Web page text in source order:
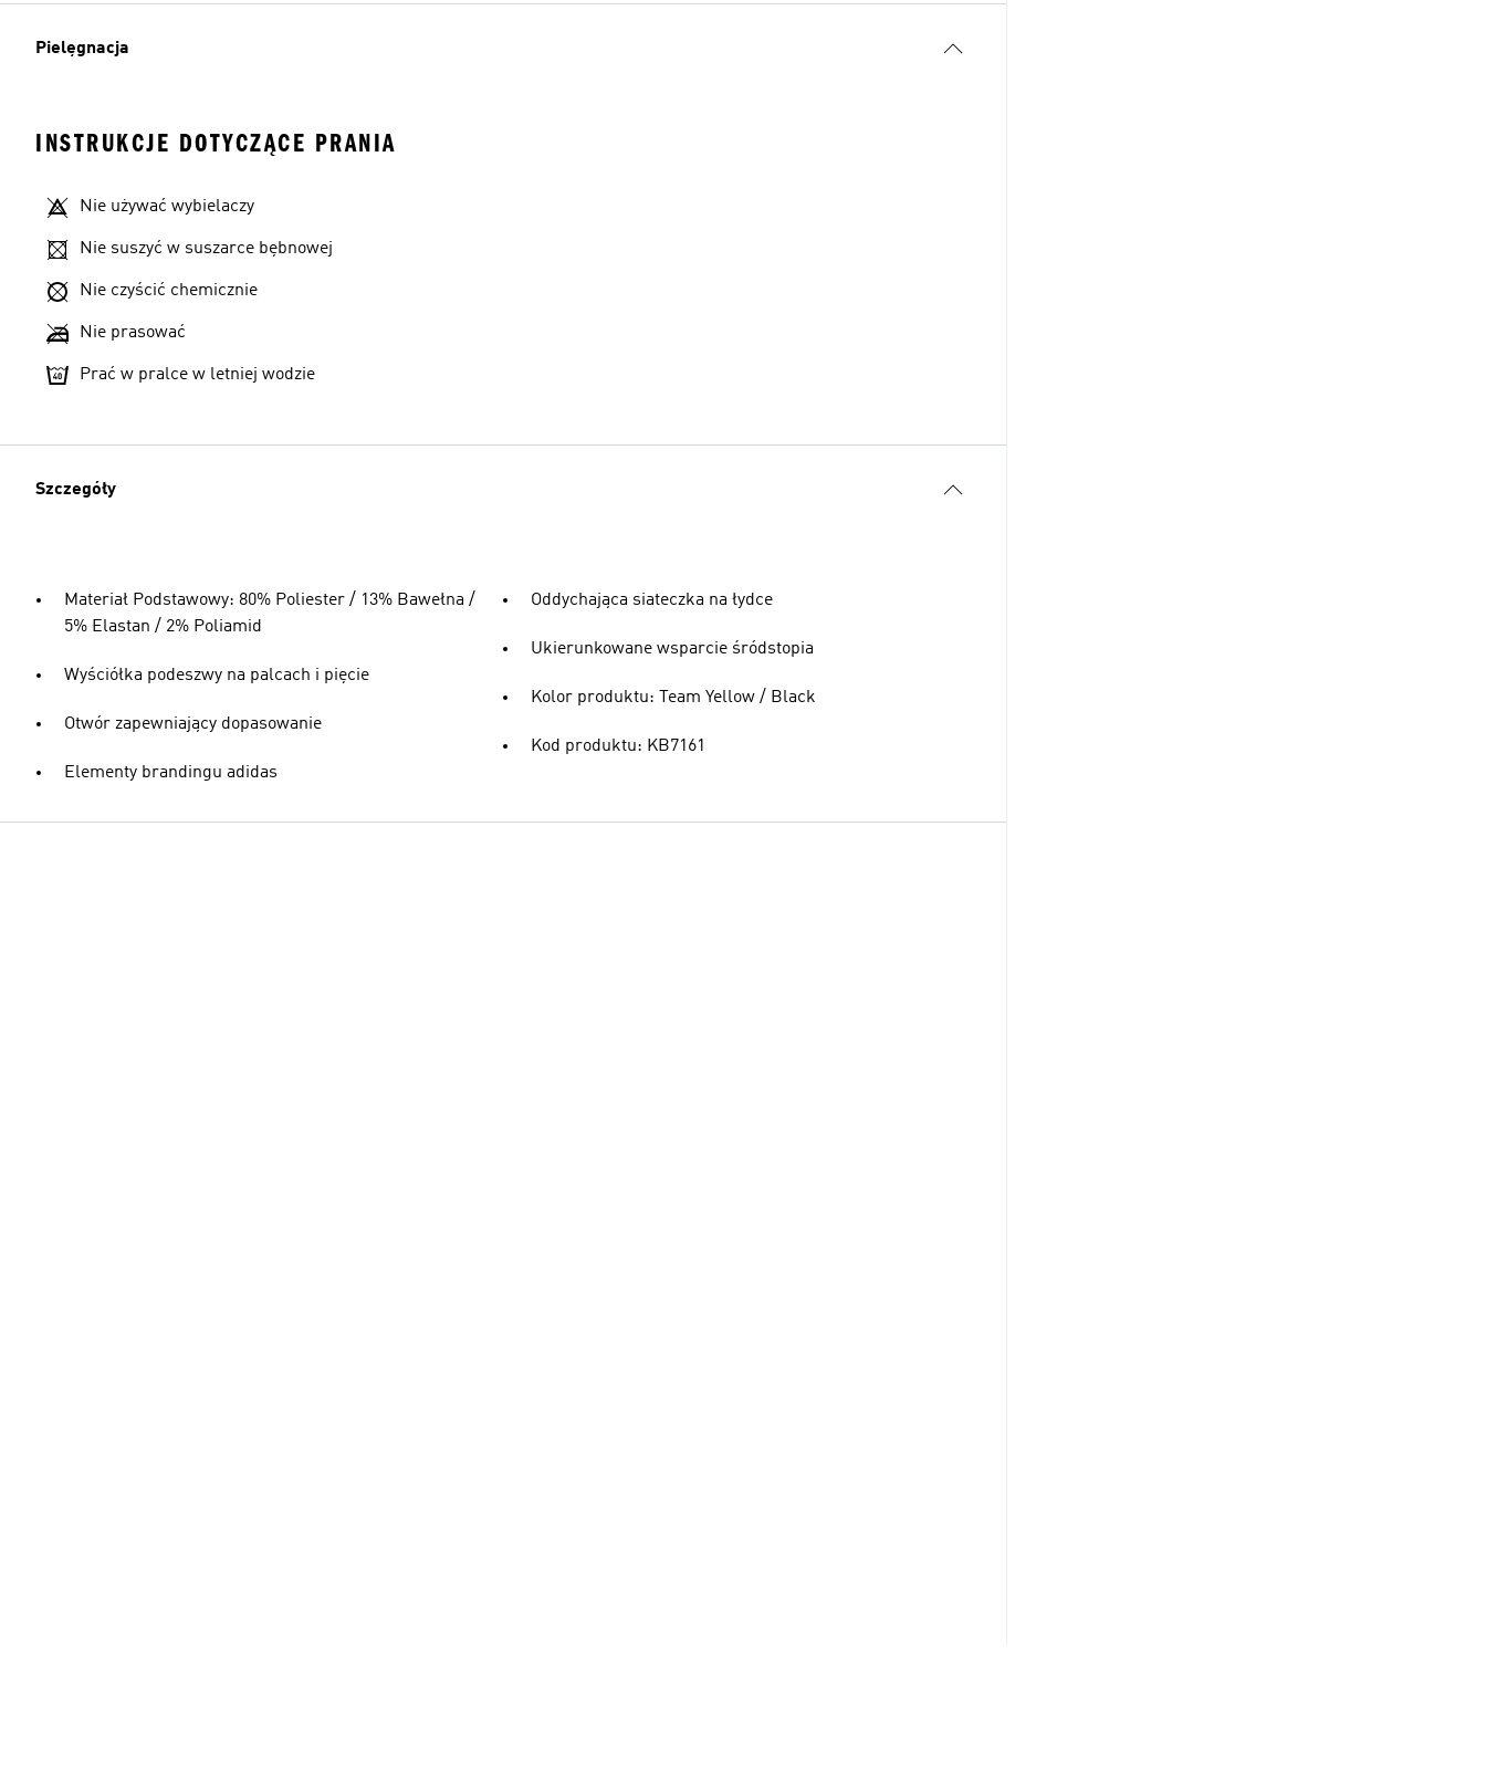
Pielęgnacja
INSTRUKCJE DOTYCZĄCE PRANIA
Nie używać wybielaczy
Nie suszyć w suszarce bębnowej
Nie czyścić chemicznie
Nie prasować
Prać w pralce w letniej wodzie
Szczegóły
Materiał Podstawowy: 80% Poliester / 13% Bawełna /
5% Elastan / 2% Poliamid
Wyściółka podeszwy na palcach i pięcie
Otwór zapewniający dopasowanie
Elementy brandingu adidas
Oddychająca siateczka na łydce
Ukierunkowane wsparcie śródstopia
Kolor produktu: Team Yellow / Black
Kod produktu: KB7161